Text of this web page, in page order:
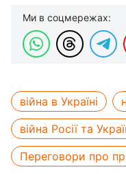
Ми в соцмережах:
війна в Україні
війна Росії та
Переговори про